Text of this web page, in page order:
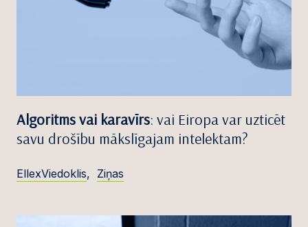
Algoritms vai karavīrs: vai Eiropa var uzticēt
savu drošību mākslīgajam intelektam?
EllexViedoklis, Ziņas